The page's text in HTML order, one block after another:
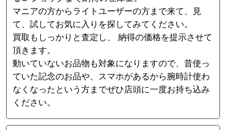
マニアの方からライトユーザーの方まで来て、見
て、試してお気に入りを探してみてください。
買取もしっかりと査定し、 納得の価格を提示させて
頂きます。
動いていないお品物も対象になりますので、昔使っ
ていた記念のお品や、スマホがあるから腕時計使わ
なくなったという方までぜひ店頭に一度お持ち込み
ください。